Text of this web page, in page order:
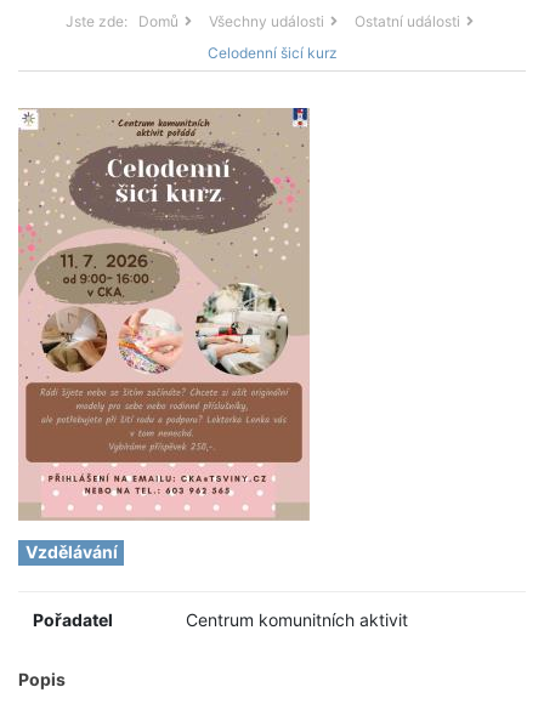
Jste zde: Domů Všechny události
Ostatní události
Celodenní šicí kurz
Vzdělávání
Pořadatel Centrum komunitních aktivit
Popis